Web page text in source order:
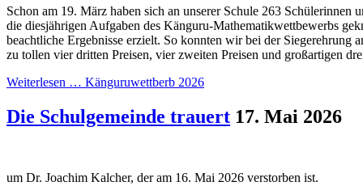
Schon am 19. März haben sich an unserer Schule 263 Schülerinnen
die diesjährigen Aufgaben des Känguru-Mathematikwettbewerbs
beachtliche Ergebnisse erzielt. So konnten wir bei der Siegerehrung
zu tollen vier dritten Preisen, vier zweiten Preisen und großartigen
Weiterlesen … Känguruwettberb 2026
Die Schulgemeinde trauert 17. Mai 2026
um Dr. Joachim Kalcher, der am 16. Mai 2026 verstorben ist.